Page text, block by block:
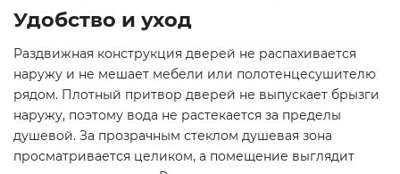
Удобство и уход
Раздвижная конструкция дверей не распахивается
наружу и не мешает мебели или полотенцесушителю
рядом. Плотный притвор дверей не выпускает брызги
наружу, поэтому вода не растекается за пределы
душевой. За прозрачным стеклом душевая зона
просматривается целиком, а помещение выглядит